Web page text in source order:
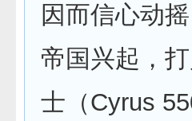
因而信心动
帝国兴起，
士（Cyrus